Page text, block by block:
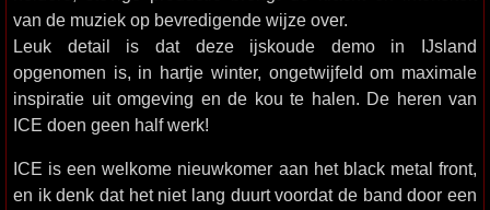
van de muziek op bevredigende wijze over.
Leuk detail is dat deze ijskoude demo in IJsland
opgenomen is, in hartje winter, ongetwijfeld om maximale
inspiratie uit omgeving en de kou te halen. De heren van
ICE doen geen half werk!
ICE is een welkome nieuwkomer aan het black metal front,
en ik denk dat het niet lang duurt voordat de band door een